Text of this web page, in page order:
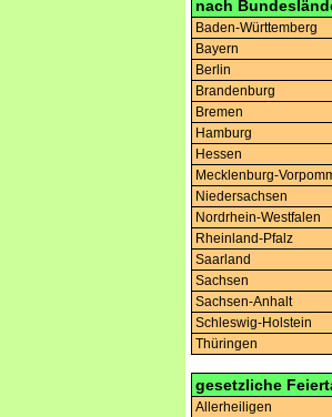
nach
Baden-Württemberg
Bayern
Berlin
Brandenburg
Bremen
Hamburg
Hessen
Mecklenburg-
Niedersachsen
Nordrhein-Westfalen
Rheinland-Pfalz
Saarland
Sachsen
Sachsen-Anhalt
Schleswig-Holstein
Thüringen
gesetzliche
Allerheiligen